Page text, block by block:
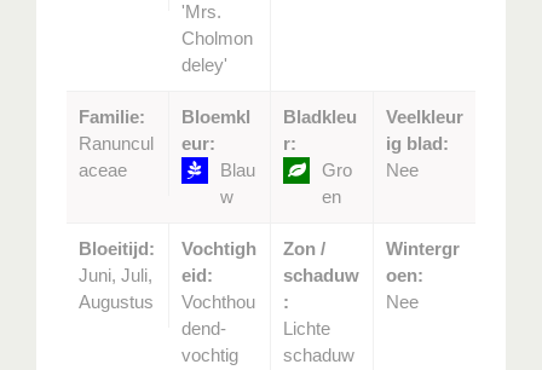
'Mrs.
Cholmon
deley'
Familie:
Ranuncul
aceae
Bloemkl
eur:
Blau
w
Bladkleu
r:
Gro
en
Veelkleur
ig blad:
Nee
Bloeitijd:
Juni, Juli,
Augustus
Vochtigh
eid:
Vochthou
dend-
vochtig
Zon /
schaduw
:
Lichte
schaduw
Wintergr
oen:
Nee